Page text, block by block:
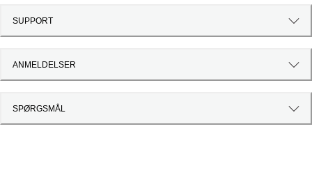
SUPPORT
ANMELDELSER
SPØRGSMÅL